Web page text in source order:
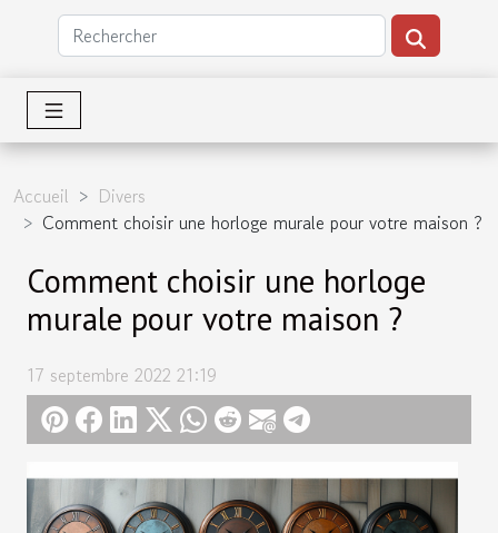
Accueil
Divers
Comment choisir une horloge murale pour votre maison ?
Comment choisir une horloge
murale pour votre maison ?
17 septembre 2022 21:19